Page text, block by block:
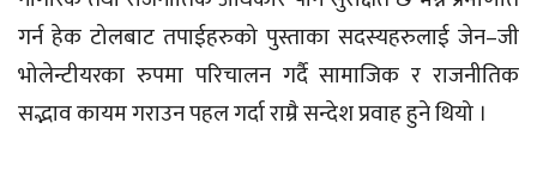
गर्न हेक टोलबाट तपाईहरुको पुस्ताका सदस्यहरुलाई जेन–जी
भोलेन्टीयरका रुपमा परिचालन गर्दै सामाजिक र राजनीतिक
सद्भाव कायम गराउन पहल गर्दा राम्रै सन्देश प्रवाह हुने थियो ।